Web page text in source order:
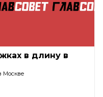
в длину в
Москве